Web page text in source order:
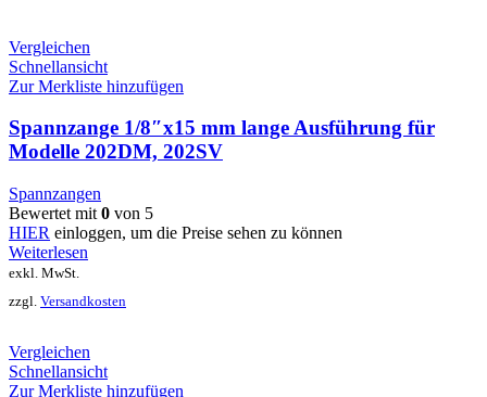
Vergleichen
Schnellansicht
Zur Merkliste hinzufügen
Spannzange 1/8″x15 mm lange Ausführung für
Modelle 202DM, 202SV
Spannzangen
Bewertet mit 0 von 5
HIER einloggen, um die Preise sehen zu können
Weiterlesen
exkl. MwSt.
zzgl. Versandkosten
Vergleichen
Schnellansicht
Zur Merkliste hinzufügen